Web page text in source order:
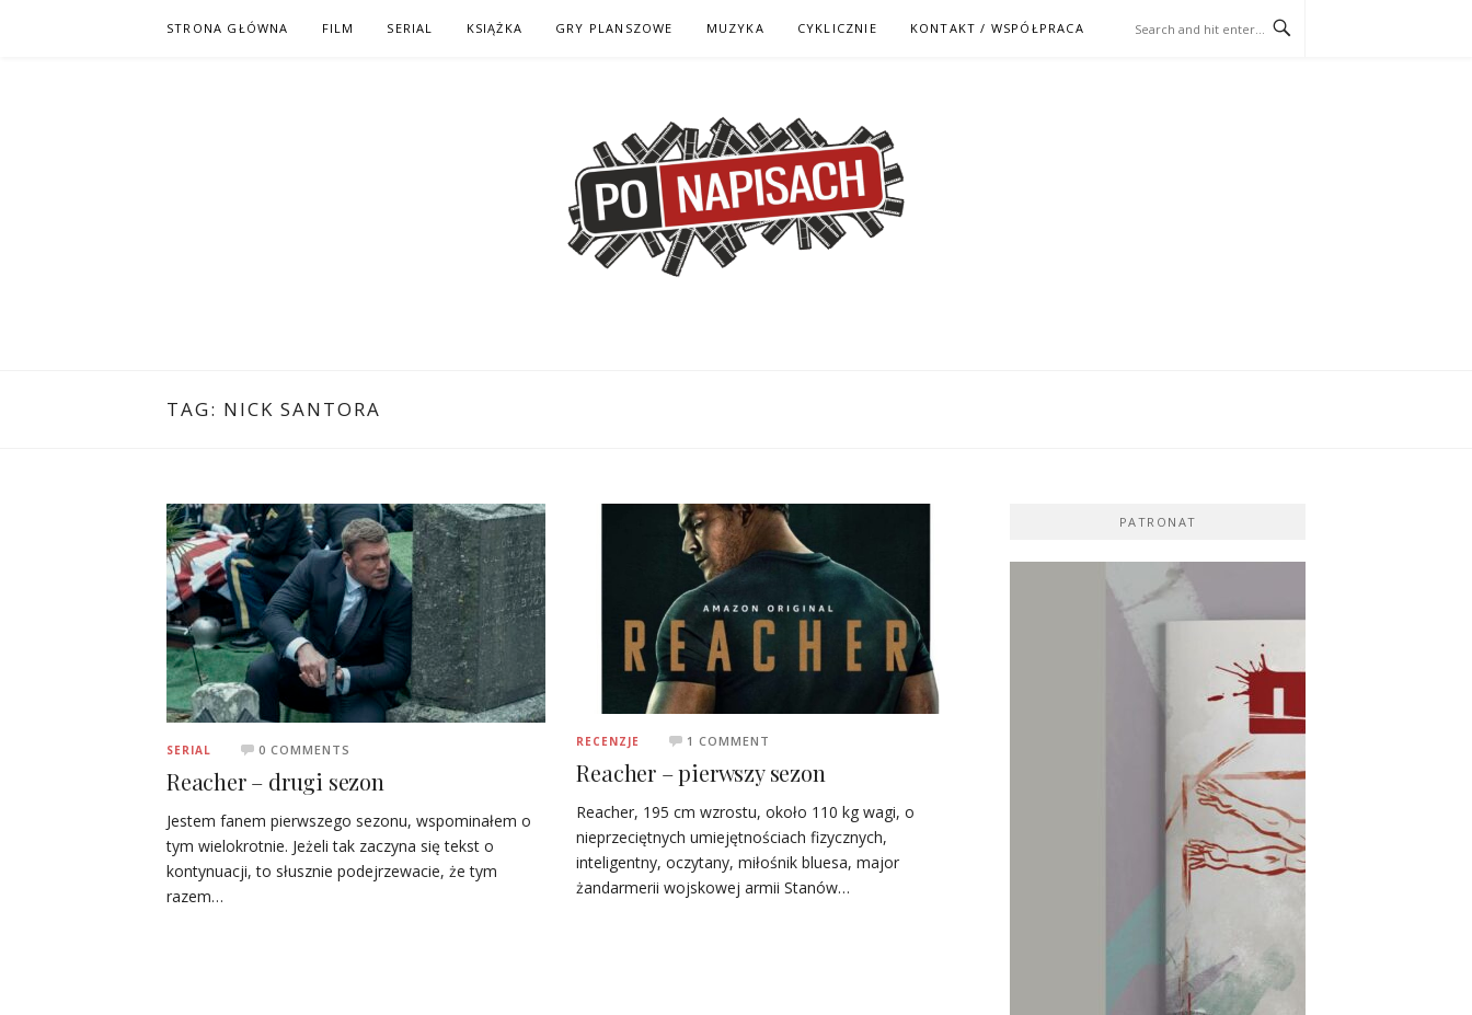
STRONA GŁÓWNA FILM SERIAL KSIĄŻKA GRY PLANSZOWE MUZYKA CYKLICZNIE KONTAKT / WSPÓŁPRACA
TAG: NICK SANTORA
SERIAL 0 COMMENTS
Reacher – drugi sezon
Jestem fanem pierwszego sezonu, wspominałem o
tym wielokrotnie. Jeżeli tak zaczyna się tekst o
kontynuacji, to słusznie podejrzewacie, że tym
razem…
RECENZJE 1 COMMENT
Reacher – pierwszy sezon
Reacher, 195 cm wzrostu, około 110 kg wagi, o
nieprzeciętnych umiejętnościach fizycznych,
inteligentny, oczytany, miłośnik bluesa, major
żandarmerii wojskowej armii Stanów…
PATRONAT